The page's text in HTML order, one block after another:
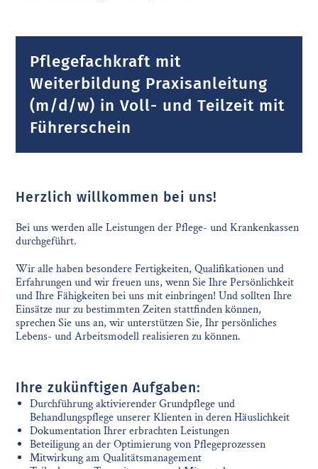
Pflegefachkraft mit
Weiterbildung Praxisanleitung
(m/d/w) in Voll- und Teilzeit mit
Führerschein
Herzlich willkommen bei uns!
Bei uns werden alle Leistungen der Pflege- und Krankenkassen
durchgeführt.
Wir alle haben besondere Fertigkeiten, Qualifikationen und
Erfahrungen und wir freuen uns, wenn Sie Ihre Persönlichkeit
und Ihre Fähigkeiten bei uns mit einbringen! Und sollten Ihre
Einsätze nur zu bestimmten Zeiten stattfinden können,
sprechen Sie uns an, wir unterstützen Sie, Ihr persönliches
Lebens- und Arbeitsmodell realisieren zu können.
Ihre zukünftigen Aufgaben:
Durchführung aktivierender Grundpflege und
Behandlungspflege unserer Klienten in deren Häuslichkeit
Dokumentation Ihrer erbrachten Leistungen
Beteiligung an der Optimierung von Pflegeprozessen
Mitwirkung am Qualitätsmanagement